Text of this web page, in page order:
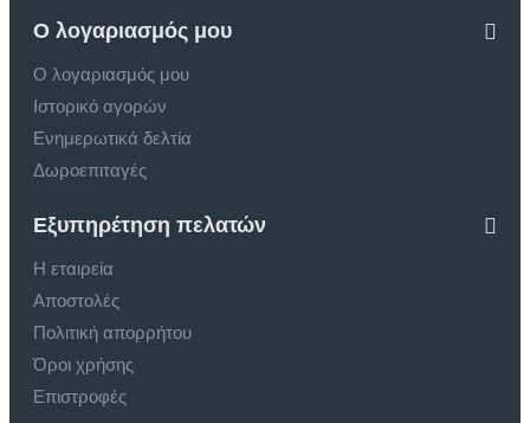
Ο λογαριασμός μου
Ο λογαριασμός μου
Ιστορικό αγορών
Ενημερωτικά δελτία
Δωροεπιταγές
Εξυπηρέτηση πελατών
Η εταιρεία
Αποστολές
Πολιτική απορρήτου
Όροι χρήσης
Επιστροφές